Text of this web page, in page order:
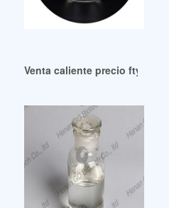
baratos uruguay
Venta caliente precio fty